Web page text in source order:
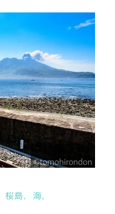
桜島
海